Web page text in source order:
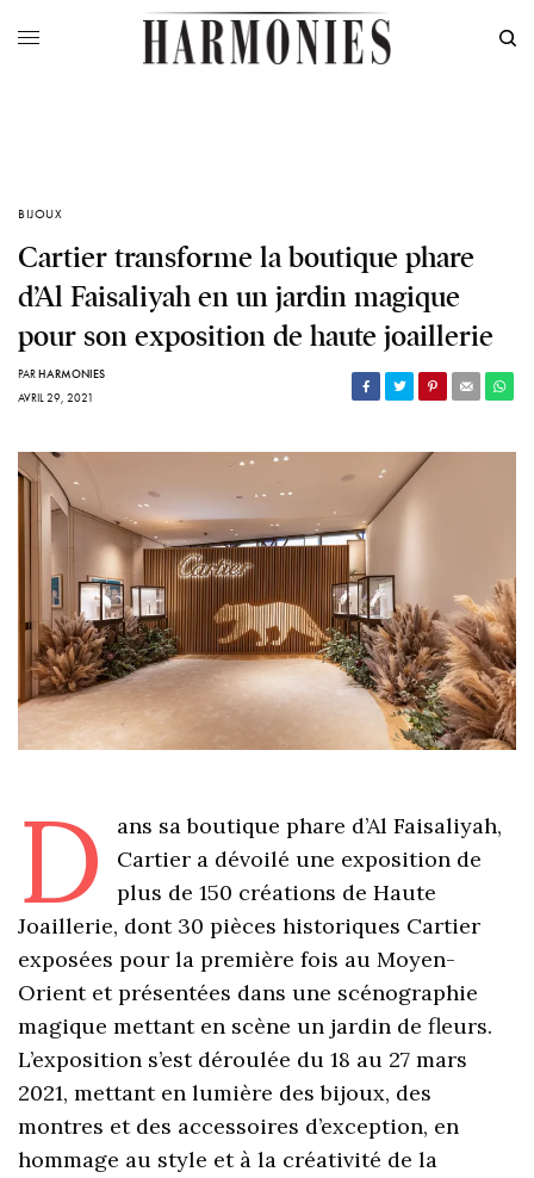
BIJOUX
Cartier transforme la boutique phare
d’Al Faisaliyah en un jardin magique
pour son exposition de haute joaillerie
PARHARMONIES
AVRIL 29, 2021
D
ans sa boutique phare d’Al Faisaliyah,
Cartier a dévoilé une exposition de
plus de 150 créations de Haute
Joaillerie, dont 30 pièces historiques Cartier
exposées pour la première fois au Moyen-
Orient et présentées dans une scénographie
magique mettant en scène un jardin de fleurs.
L’exposition s’est déroulée du 18 au 27 mars
2021, mettant en lumière des bijoux, des
montres et des accessoires d’exception, en
hommage au style et à la créativité de la